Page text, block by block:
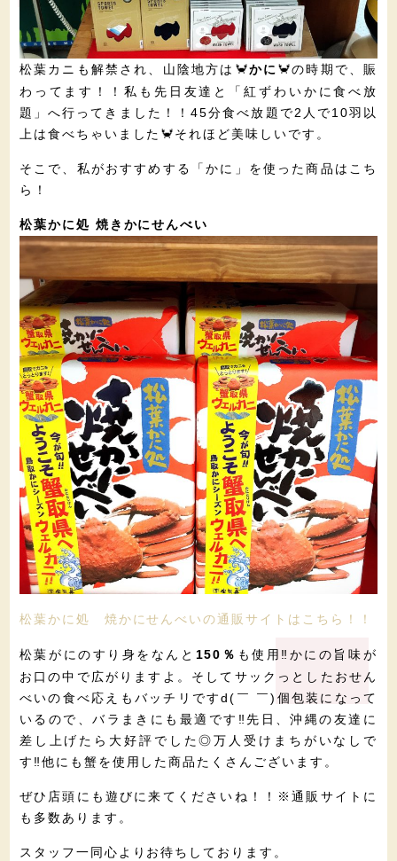
松葉カニも解禁され、山陰地方は🦀かに 🦀の時期で、賑
わってます！！私も先日友達と「紅ずわいかに食べ放
題」へ行ってきました！！45分食べ放題で2人で10羽以
上は食べちゃいました🦀それほど美味しいです。
そこで、私がおすすめする「かに」を使った商品はこち
ら！
松葉かに処 焼きかにせんべい
松葉かに処 焼かにせんべいの通販サイトはこちら！！
松葉がにのすり身をなんと 150％ も使用‼️かにの旨味が
お口の中で広がりますよ。そしてサックっとしたおせん
べいの食べ応えもバッチリですd(￣ ￣)個包装になって
いるので、バラまきにも最適です‼️先日、沖縄の友達に
差し上げたら大好評でした◎万人受けまちがいなしで
す‼️他にも蟹を使用した商品たくさんございます。
ぜひ店頭にも遊びに来てくださいね！！※通販サイトに
も多数あります。
スタッフ一同心よりお待ちしております。